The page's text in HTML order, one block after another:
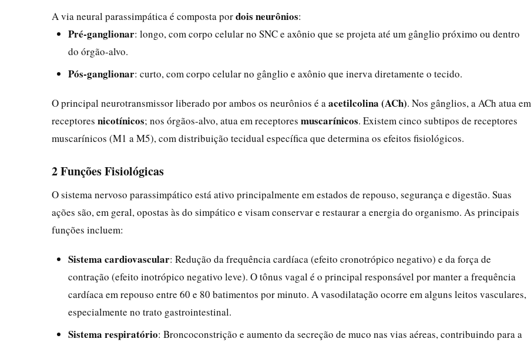
A via neural parassimpática é composta pordois neurônios:
Pré-ganglionar: longo, com corpo celular no SNC e axônio que se projeta até um gânglio próximo ou dentro
do órgão-alvo.
Pós-ganglionar: curto, com corpo celular no gânglio e axônio que inerva diretamente o tecido.
O principal neurotransmissor liberado por ambos os neurônios é a acetilcolina (ACh). Nos gânglios, a ACh atua em
receptores nicotínicos; nos órgãos-alvo, atua em receptores muscarínicos. Existem cinco subtipos de receptores
muscarínicos (M1 a M5), com distribuição tecidual específica que determina os efeitos fisiológicos.
2 Funções Fisiológicas
O sistema nervoso parassimpático está ativo principalmente em estados de repouso, segurança e digestão. Suas
ações são, em geral, opostas às do simpático e visam conservar e restaurar a energia do organismo. As principais
funções incluem:
Sistema cardiovascular: Redução da frequência cardíaca (efeito cronotrópico negativo) e da força de
contração (efeito inotrópico negativo leve). O tônus vagal é o principal responsável por manter a frequência
cardíaca em repouso entre 60 e 80 batimentos por minuto. A vasodilatação ocorre em alguns leitos vasculares,
especialmente no trato gastrointestinal.
Sistema respiratório: Broncoconstrição e aumento da secreção de muco nas vias aéreas, contribuindo para a